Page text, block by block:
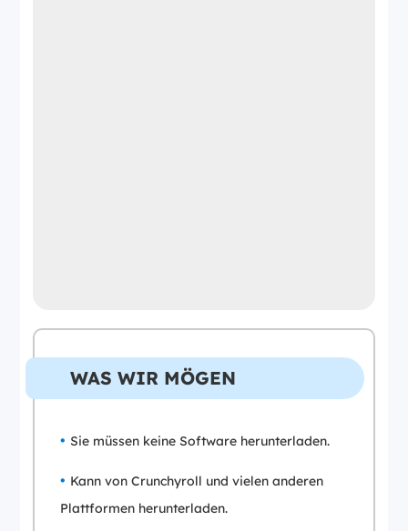
WAS WIR MÖGEN
Sie müssen keine Software herunterladen.
Kann von Crunchyroll und vielen anderen
Plattformen herunterladen.